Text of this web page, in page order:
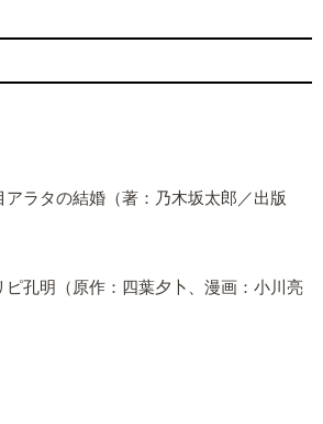
アラタの結婚（著：乃木坂太郎／出版
ピ孔明（原作：四葉夕卜、漫画：小川亮